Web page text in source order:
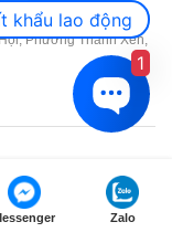
Phường Thành Xen,
Đà Nẵng .
Zalo
khẩu lao động
1